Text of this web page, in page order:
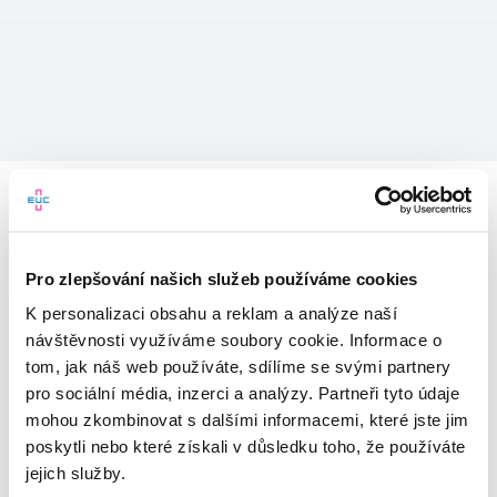
Pro zlepšování našich služeb používáme cookies
K personalizaci obsahu a reklam a analýze naší
návštěvnosti využíváme soubory cookie. Informace o
tom, jak náš web používáte, sdílíme se svými partnery
pro sociální média, inzerci a analýzy. Partneři tyto údaje
mohou zkombinovat s dalšími informacemi, které jste jim
poskytli nebo které získali v důsledku toho, že používáte
jejich služby.
Vítejte v mojeEUC